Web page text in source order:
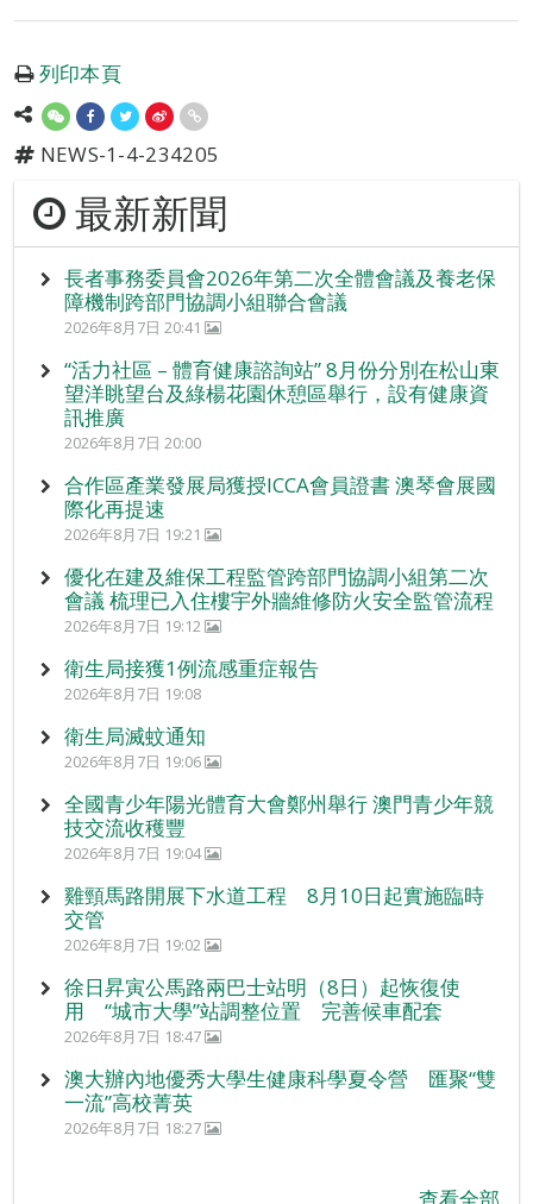
列印本頁
NEWS-1-4-234205
最新新聞
長者事務委員會2026年第二次全體會議及養老保
障機制跨部門協調小組聯合會議
2026年8月7日 20:41
“活力社區 – 體育健康諮詢站” 8月份分別在松山東
望洋眺望台及綠楊花園休憩區舉行，設有健康資
訊推廣
2026年8月7日 20:00
合作區產業發展局獲授ICCA會員證書 澳琴會展國
際化再提速
2026年8月7日 19:21
優化在建及維保工程監管跨部門協調小組第二次
會議 梳理已入住樓宇外牆維修防火安全監管流程
2026年8月7日 19:12
衛生局接獲1例流感重症報告
2026年8月7日 19:08
衛生局滅蚊通知
2026年8月7日 19:06
全國青少年陽光體育大會鄭州舉行 澳門青少年競
技交流收穫豐
2026年8月7日 19:04
雞頸馬路開展下水道工程 8月10日起實施臨時
交管
2026年8月7日 19:02
徐日昇寅公馬路兩巴士站明（8日）起恢復使
用 “城市大學”站調整位置 完善候車配套
2026年8月7日 18:47
澳大辦內地優秀大學生健康科學夏令營 匯聚“雙
一流”高校菁英
2026年8月7日 18:27